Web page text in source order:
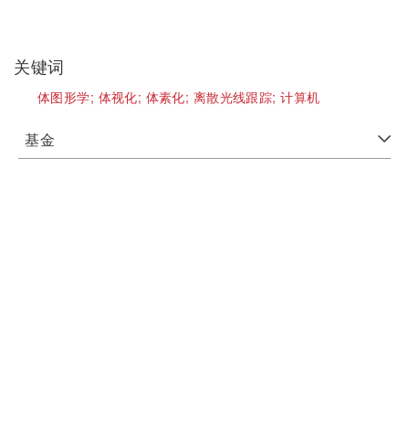
关键词
体图形学; 体视化; 体素化; 离散光线跟踪;计算机
基金